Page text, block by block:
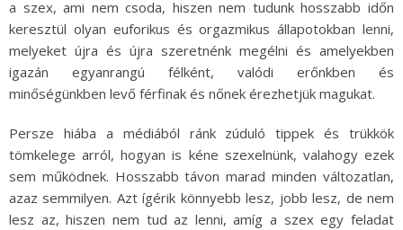
a szex, ami nem csoda, hiszen nem tudunk hosszabb időn
keresztül olyan euforikus és orgazmikus állapotokban lenni,
melyeket újra és újra szeretnénk megélni és amelyekben
igazán egyanrangú félként, valódi erőnkben és
minőségünkben levő férfinak és nőnek érezhetjük magukat.
Persze hiába a médiából ránk zúduló tippek és trükkök
tömkelege arról, hogyan is kéne szexelnünk, valahogy ezek
sem működnek. Hosszabb távon marad minden változatlan,
azaz semmilyen. Azt ígérik könnyebb lesz, jobb lesz, de nem
lesz az, hiszen nem tud az lenni, amíg a szex egy feladat